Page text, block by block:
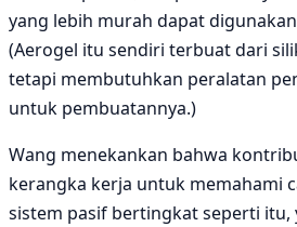
yang lebih murah dapat
(Aerogel itu sendiri terbuat dari
tetapi membutuhkan peralatan
untuk pembuatannya.)
Wang menekankan bahwa
kerangka kerja untuk memahami
sistem pasif bertingkat seperti itu,